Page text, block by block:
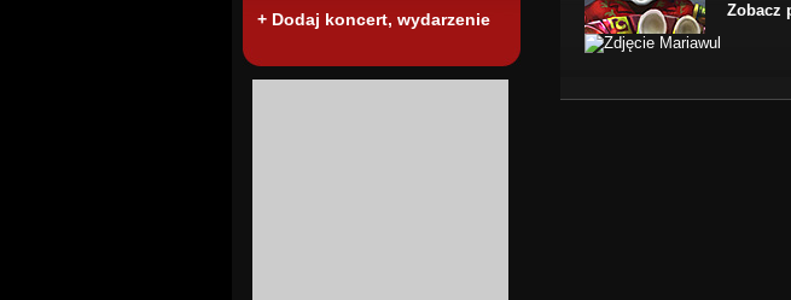
+ Dodaj koncert, wydarzenie
Zobacz